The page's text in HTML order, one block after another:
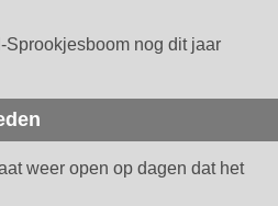
Sprookjesboom nog dit jaar
weer open op dagen dat het